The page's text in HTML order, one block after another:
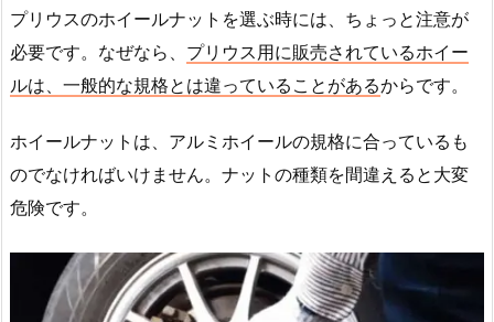
プリウスのホイールナットを選ぶ時には、ちょっと注意が
必要です。なぜなら、 プリウス用に販売されているホイー
ルは、一般的な規格とは違っていることがあるからです。
ホイールナットは、アルミホイールの規格に合っているも
のでなければいけません。ナットの種類を間違えると大変
危険です。